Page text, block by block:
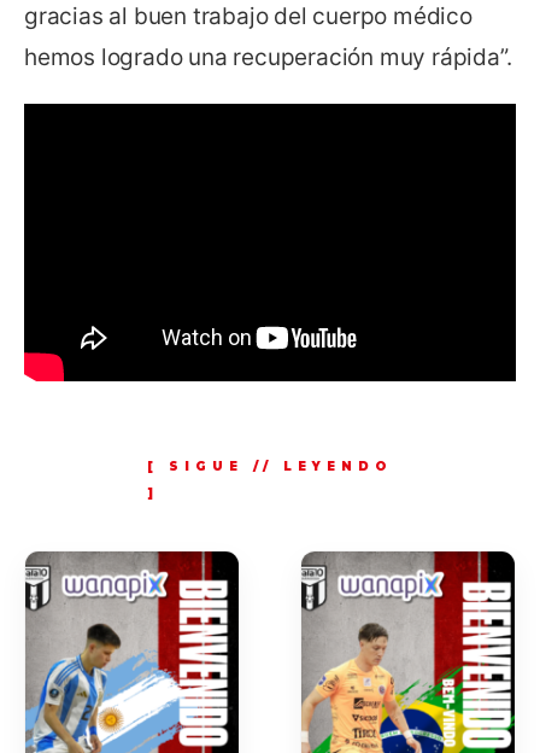
gracias al buen trabajo del cuerpo médico
hemos logrado una recuperación muy rápida”.